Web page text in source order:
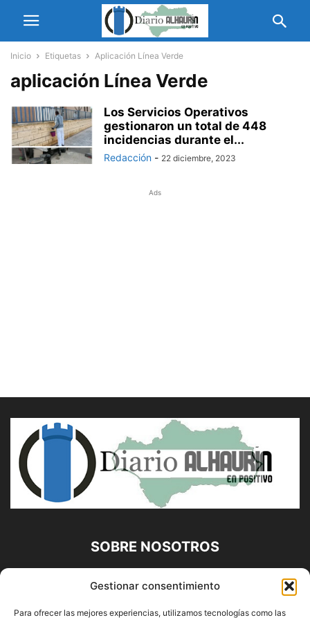
Gestionar consentimiento
Para ofrecer las mejores experiencias, utilizamos tecnologías como las
Inicio Etiquetas Aplicación Línea Verde
aplicación Línea Verde
Los Servicios Operativos
gestionaron un total de 448
incidencias durante el...
Redacción - 22 diciembre, 2023
Ads
SOBRE NOSOTROS
Diario Alhaurín (www.alhaurindelatorre.com) Propiedad de
Francisco E. López López | 639 95 71 95 | Noticias de
Alhaurín de la Torre, Málaga y Provincia|